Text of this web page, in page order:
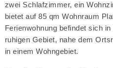
zwei Schlafzimmer, ein
bietet auf 85 qm Wohnraum
Ferienwohnung befindet sich
ruhigen Gebiet, nahe dem
in einem Wohngebiet.